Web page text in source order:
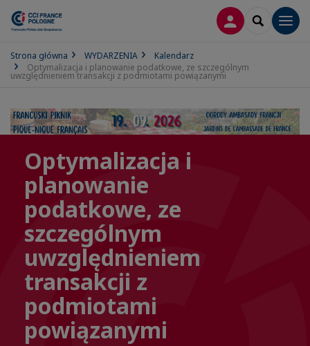
LOGOWANIE
SEARCH
Strona główna WYDARZENIA
Kalendarz
Optymalizacja i planowanie podatkowe, ze szczególnym
uwzględnieniem transakcji z podmiotami powiązanymi
Optymalizacja i
planowanie
podatkowe, ze
szczególnym
uwzględnieniem
transakcji z
podmiotami
powiązanymi